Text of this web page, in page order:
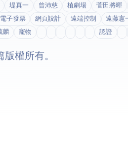
堤真一 曾沛慈 植劇場 菅田將暉
電子發票 網頁設計 遠端控制 遠藤憲
麟 寵物 fda認證
. 版權所有。